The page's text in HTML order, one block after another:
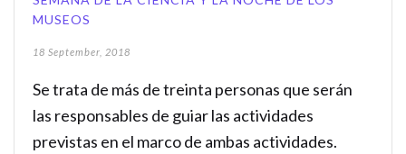
MUSEOS
18 September, 2018
Se trata de más de treinta personas que serán
las responsables de guiar las actividades
previstas en el marco de ambas actividades.